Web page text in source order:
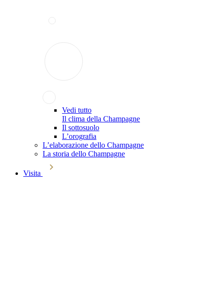
Vedi tutto
Il clima della Champagne
Il sottosuolo
L’orografia
L’elaborazione dello Champagne
La storia dello Champagne
Visita